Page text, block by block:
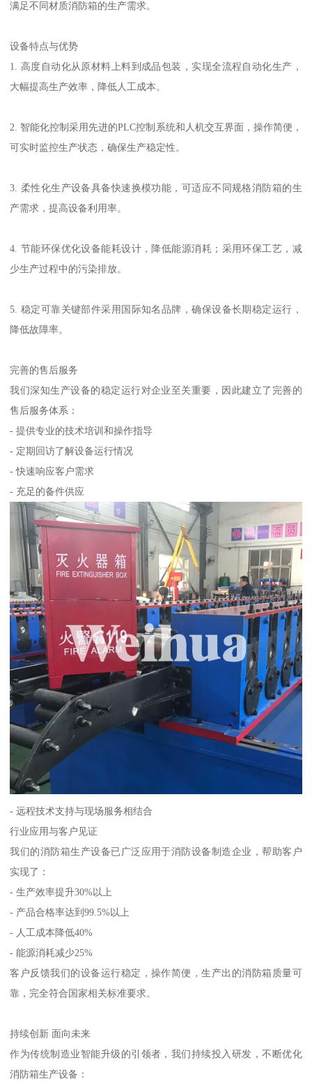
满足不同材质消防箱的生产需求。
设备特点与优势
1. 高度自动化从原材料上料到成品包装，实现全流程自动化生产，
大幅提高生产效率，降低人工成本。
2. 智能化控制采用先进的PLC控制系统和人机交互界面，操作简便，
可实时监控生产状态，确保生产稳定性。
3. 柔性化生产设备具备快速换模功能，可适应不同规格消防箱的生
产需求，提高设备利用率。
4. 节能环保优化设备能耗设计，降低能源消耗；采用环保工艺，减
少生产过程中的污染排放。
5. 稳定可靠关键部件采用国际知名品牌，确保设备长期稳定运行，
降低故障率。
完善的售后服务
我们深知生产设备的稳定运行对企业至关重要，因此建立了完善的
售后服务体系：
- 提供专业的技术培训和操作指导
- 定期回访了解设备运行情况
- 快速响应客户需求
- 充足的备件供应
- 远程技术支持与现场服务相结合
行业应用与客户见证
我们的消防箱生产设备已广泛应用于消防设备制造企业，帮助客户
实现了：
- 生产效率提升30%以上
- 产品合格率达到99.5%以上
- 人工成本降低40%
- 能源消耗减少25%
客户反馈我们的设备运行稳定，操作简便，生产出的消防箱质量可
靠，完全符合国家相关标准要求。
持续创新 面向未来
作为传统制造业智能升级的引领者，我们持续投入研发，不断优化
消防箱生产设备：